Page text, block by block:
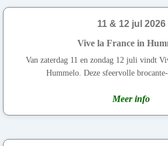
11 & 12 jul 2026
Vive la France in
Van zaterdag 11 en zondag 12 juli vindt
Hummelo. Deze sfeervolle brocante-
Meer info